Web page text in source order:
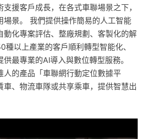
援客戶成長，在各式車聯場景之下，
場景。 我們提供操作簡易的人工智能
動化專案評估、整廠規劃、客製化的解
種以上產業的客戶順利轉型智能化、
最專業的AI導入與數位轉型服務。
人的產品「車聯網行動定位數據平
車、物流車隊或共享乘車，提供智慧出